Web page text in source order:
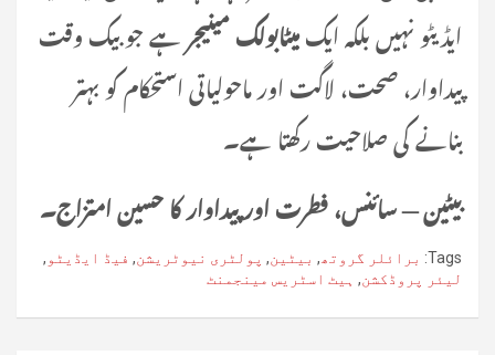
ایڈیٹو نہیں بلکہ ایکمیٹابولک مینیجرہے جو بیک وقت
پیداوار، صحت، لاگت اور ماحولیاتی استحکام کو بہتر
بنانے کی صلاحیت رکھتا ہے۔
بیٹین — سائنس، فطرت اور پیداوار کا حسین امتزاج۔
Tags: برائلر گروتھ, بیٹین, پولٹری نیوٹریشن, فیڈ ایڈیٹو ,
لیئر پروڈکشن, ہیٹ اسٹریس مینجمنٹ